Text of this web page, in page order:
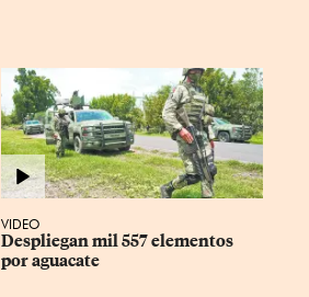
VIDEO
Despliegan mil 557 elementos
por aguacate